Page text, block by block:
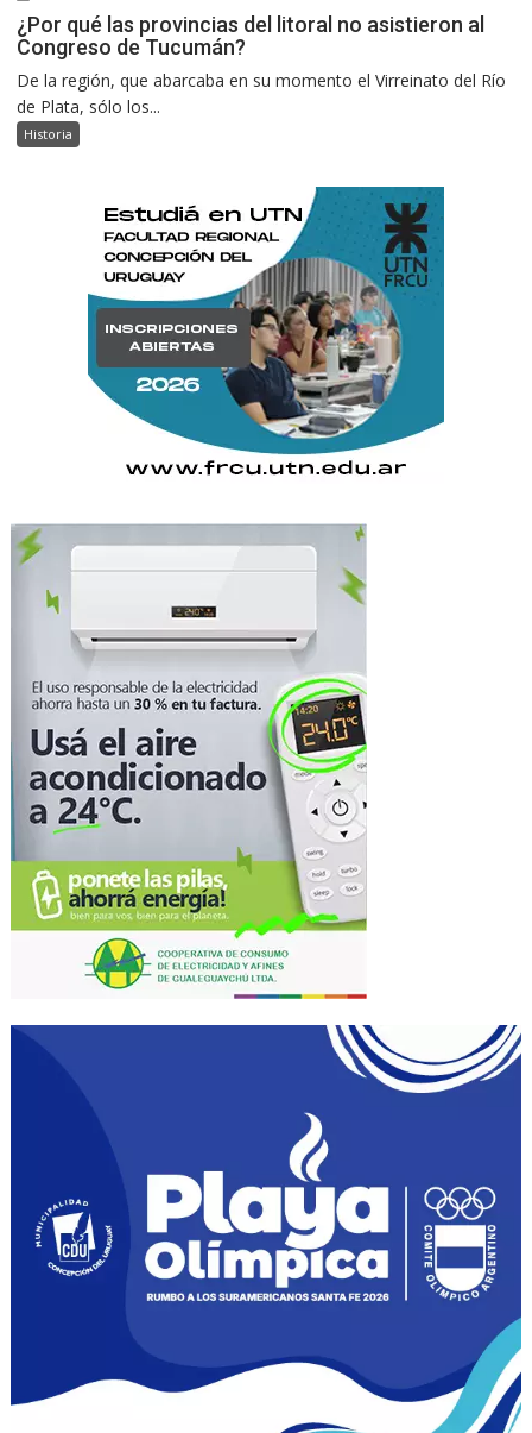
¿Por qué las provincias del litoral no asistieron al
Congreso de Tucumán?
De la región, que abarcaba en su momento el Virreinato del Río
de Plata, sólo los...
Historia